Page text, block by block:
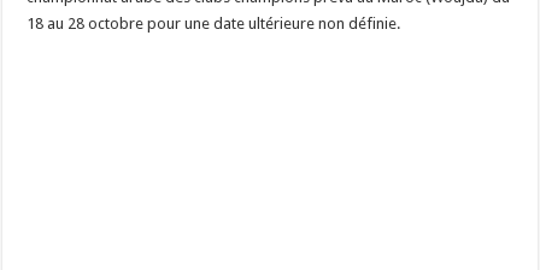
18 au 28 octobre pour une date ultérieure non définie.